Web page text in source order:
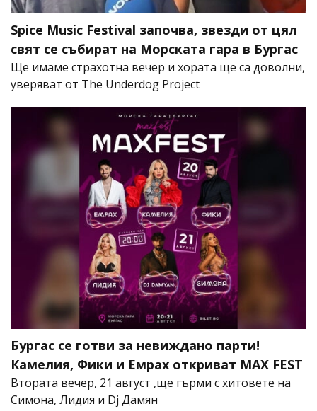
Spice Music Festival започва, звезди от цял
свят се събират на Морската гара в Бургас
Ще имаме страхотна вечер и хората ще са доволни,
уверяват от The Underdog Project
Бургас се готви за невиждано парти!
Камелия, Фики и Емрах откриват MAX FEST
Втората вечер, 21 август ,ще гърми с хитовете на
Симона, Лидия и Dj Дамян